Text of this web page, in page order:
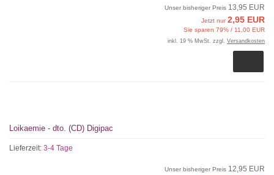
Unser bisheriger Preis 13,95 EUR
Jetzt nur2,95 EUR
Sie sparen 79% / 11,00 EUR
inkl. 19 % MwSt. zzgl. Versandkosten
Loikaemie - dto. (CD) Digipac
Lieferzeit: 3-4 Tage
Unser bisheriger Preis 12,95 EUR